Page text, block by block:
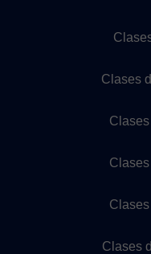
Clases
Clases